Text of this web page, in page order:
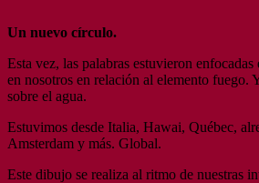
Un nuevo círculo.
Esta vez, las palabras estuvieron
en nosotros en relación al elemento fuego.
sobre el agua.
Estuvimos desde Italia, Hawai, Québec,
Amsterdam y más. Global.
Este dibujo se realiza al ritmo de nuestras